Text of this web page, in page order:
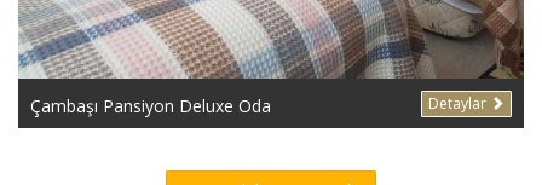
Çambaşı Pansiyon Deluxe Oda Detaylar